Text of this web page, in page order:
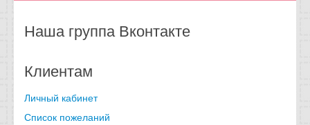
Наша группа Вконтакте
Клиентам
Личный кабинет
Список пожеланий